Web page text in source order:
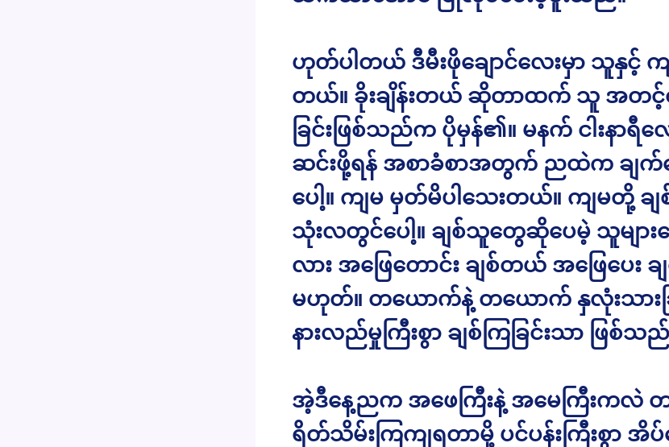
ဟုတ်ပါတယ် ဒီမီးဖိုချောင်လေးမှာ သူနှင့် ကျ
တယ်။ ခိုးချိန်းတယ် ဆိုတာထက် သူ အတင့်ရဲ
ခြင်းဖြစ်သည်က ပိုမှန်၏။ မနက် ငါးနာ
ဆင်းဖို့ရန် အစာခံစာအတွက် ညထဲက ချက်
ပေါ့။ ကျမ မှတ်မိပါသေးတယ်။ ကျမတို့
သုံးလတွင်ပေါ့။ ချစ်သူတွေဆိုပေမဲ့ သူများ
လား အဖြေတောင်း ချစ်တယ် အဖြေပေး ခ
မဟုတ်။ တယောက်နဲ့ တယောက် နှလုံးသားခြင်
နားလည်မှုကြီးစွာ ချစ်ကြခြင်းသာ ဖြစ်သ
အဲ့ဒီနေ့ညက အဖေကြီးနဲ့ အမေကြီးကလဲ တ
ရိတ်သိမ်းကြကျရတာမို့ ပင်ပန်းကြီးစွာ အိပ်